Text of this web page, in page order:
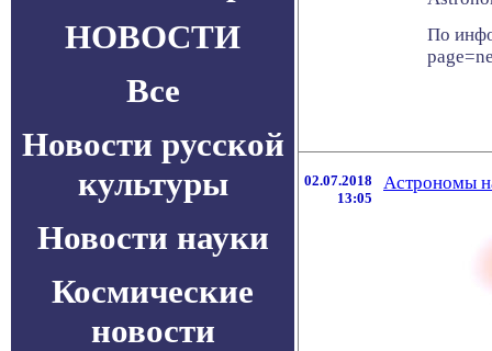
НОВОСТИ
Все
Новости русской
культуры
Новости науки
Космические
новости
По
02.07.2018
13:05
Астрономы